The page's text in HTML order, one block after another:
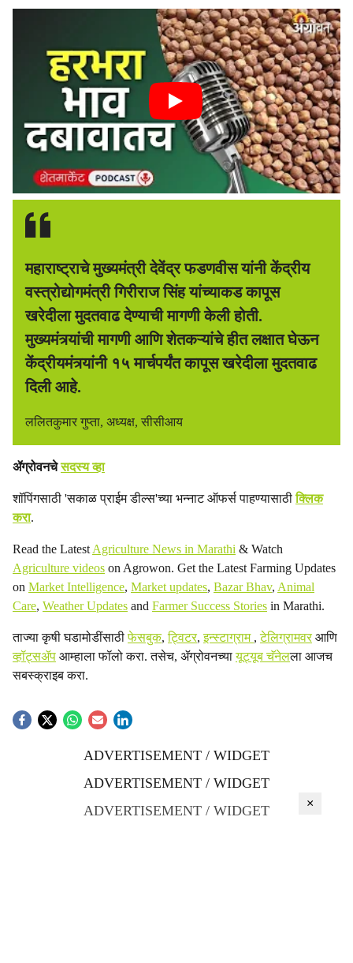
महाराष्ट्राचे मुख्यमंत्री देवेंद्र फडणवीस यांनी केंद्रीय
वस्त्रोद्योगमंत्री गिरीराज सिंह यांच्याकड कापूस
खरेदीला मुदतवाढ देण्याची मागणी केली होती.
मुख्यमंत्र्यांची मागणी आणि शेतकऱ्यांचे हीत लक्षात घेऊन
केंद्रीयमंत्र्यांनी १५ मार्चपर्यंत कापूस खरेदीला मुदतवाढ
दिली आहे.
ललितकुमार गुप्ता, अध्यक्ष, सीसीआय
ॲग्रोवनचेसदस्य व्हा
शॉपिंगसाठी 'सकाळ प्राईम डील्स'च्या भन्नाट ऑफर्स पाहण्यासाठीक्लिक
करा.
Read the Latest Agriculture News in Marathi & Watch
Agriculture videos on Agrowon. Get the Latest Farming Updates
on Market Intelligence, Market updates, Bazar Bhav, Animal
Care, Weather Updates and Farmer Success Stories in Marathi.
ताज्या कृषी घडामोडींसाठीफेसबुक,ट्विटर,इन्स्टाग्राम ,टेलिग्रामवरआणि
व्हॉट्सॲप आम्हाला फॉलो करा. तसेच, ॲग्रोवनच्यायूट्यूब चॅनेलला आजच
सबस्क्राइब करा.
ADVERTISEMENT / WIDGET
ADVERTISEMENT / WIDGET
ADVERTISEMENT / WIDGET
×